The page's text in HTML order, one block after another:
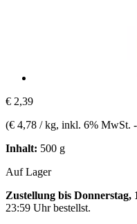
€ 2,39
(€ 4,78 / kg, inkl. 6% MwSt. -
Inhalt: 500 g
Auf Lager
Zustellung bis Donnerstag,
23:59 Uhrbestellst.